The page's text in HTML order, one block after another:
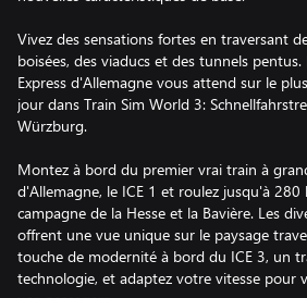
Vivez des sensations fortes en traversant
boisées, des viaducs et des tunnels
Express d'Allemagne vous attend sur le
jour dans Train Sim World 3:
Würzburg.
Montez à bord du premier vrai train à
d'Allemagne, le ICE 1 et roulez jusqu'à
campagne de la Hesse et la Bavière. Les
offrent une vue unique sur le paysage
touche de modernité à bord du ICE 3, un
technologie, et adaptez votre vitesse pour